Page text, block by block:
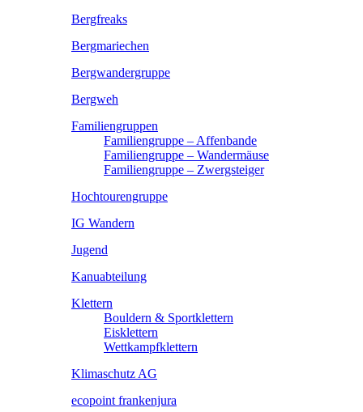
Bergfreaks
Bergmariechen
Bergwandergruppe
Bergweh
Familiengruppen
Familiengruppe – Affenbande
Familiengruppe – Wandermäuse
Familiengruppe – Zwergsteiger
Hochtourengruppe
IG Wandern
Jugend
Kanuabteilung
Klettern
Bouldern & Sportklettern
Eisklettern
Wettkampfklettern
Klimaschutz AG
ecopoint frankenjura